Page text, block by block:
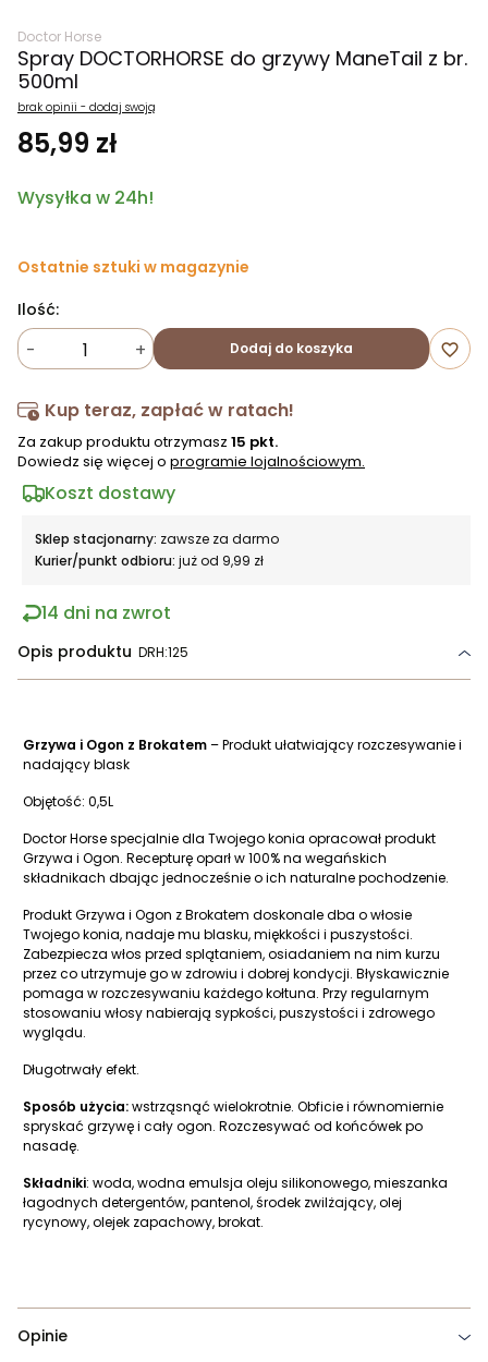
Doctor Horse
Spray DOCTORHORSE do grzywy ManeTail z br.
500ml
brak opinii - dodaj swoją
85,99 zł
Wysyłka w 24h!
Ostatnie sztuki w magazynie
Ilość:
- + Dodaj do koszyka favorite_border
Kup teraz, zapłać w ratach!
Za zakup produktu otrzymasz 15 pkt.
Dowiedz się więcej o programie lojalnościowym.
Koszt dostawy
Sklep stacjonarny: zawsze za darmo
Kurier/punkt odbioru: już od 9,99 zł
14 dni na zwrot
Opis produktu DRH:125
Grzywa i Ogon z Brokatem– Produkt ułatwiający rozczesywanie i
nadający blask
Objętość: 0,5L
Doctor Horse specjalnie dla Twojego konia opracował produkt
Grzywa i Ogon. Recepturę oparł w 100% na wegańskich
składnikach dbając jednocześnie o ich naturalne pochodzenie.
Produkt Grzywa i Ogon z Brokatem doskonale dba o włosie
Twojego konia, nadaje mu blasku, miękkości i puszystości.
Zabezpiecza włos przed splątaniem, osiadaniem na nim kurzu
przez co utrzymuje go w zdrowiu i dobrej kondycji. Błyskawicznie
pomaga w rozczesywaniu każdego kołtuna. Przy regularnym
stosowaniu włosy nabierają sypkości, puszystości i zdrowego
wyglądu.
Długotrwały efekt.
Sposób użycia:wstrząsnąć wielokrotnie. Obficie i równomiernie
spryskać grzywę i cały ogon. Rozczesywać od końcówek po
nasadę.
Składniki: woda, wodna emulsja oleju silikonowego, mieszanka
łagodnych detergentów, pantenol, środek zwilżający, olej
rycynowy, olejek zapachowy, brokat.
Opinie